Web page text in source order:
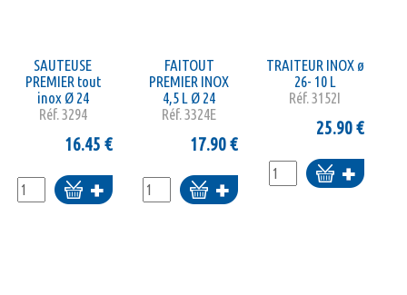
SAUTEUSE
PREMIER tout
inox Ø 24
Réf.3294
16.45 €
Ajouter
au
FAITOUT
PREMIER INOX
4,5 L Ø 24
Réf.3324E
17.90€
Ajouter
au
TRAITEUR INOX ø
26- 10 L
Réf.3152I
25.90€
Ajouter
au